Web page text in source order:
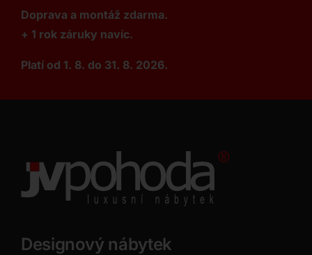
Doprava a montáž zdarma.
+ 1 rok záruky navíc.
Platí od 1. 8. do 31. 8. 2026.
Designový nábytek